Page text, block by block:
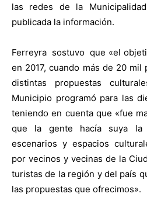
las redes de la
publicada la información.
Ferreyra sostuvo que «el
en 2017, cuando más de 20 mil
distintas propuestas
Municipio programó para las
teniendo en cuenta que «fue
que la gente hacía suya
escenarios y espacios
por vecinos y vecinas de la
turistas de la región y del país
las propuestas que ofrecimos».